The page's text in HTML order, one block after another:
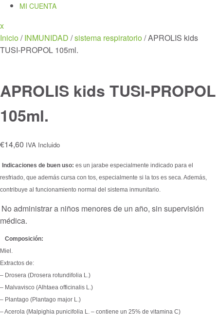
MI CUENTA
xClose
Menu
Inicio/INMUNIDAD /sistema respiratorio/ APROLIS kids
TUSI-PROPOL 105ml.
APROLIS kids TUSI-PROPOL
105ml.
€14,60 IVA Incluido
Indicaciones de buen uso: es un jarabe especialmente indicado para el
resfriado, que además cursa con tos, especialmente si la tos es seca. Además,
contribuye al funcionamiento normal del sistema inmunitario.
No administrar a niños menores de un año, sin supervisión
médica.
Composición:
Miel.
Extractos de:
– Drosera (Drosera rotundifolia L.)
– Malvavisco (Alhtaea officinalis L.)
– Plantago (Plantago major L.)
– Acerola (Malpighia punicifolia L. – contiene un 25% de vitamina C)